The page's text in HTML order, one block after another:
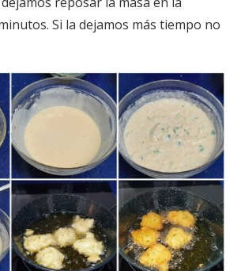
Si la dejamos más tiempo no